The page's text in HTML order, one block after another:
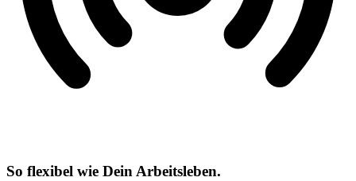
So flexibel wie Dein Arbeitsleben.